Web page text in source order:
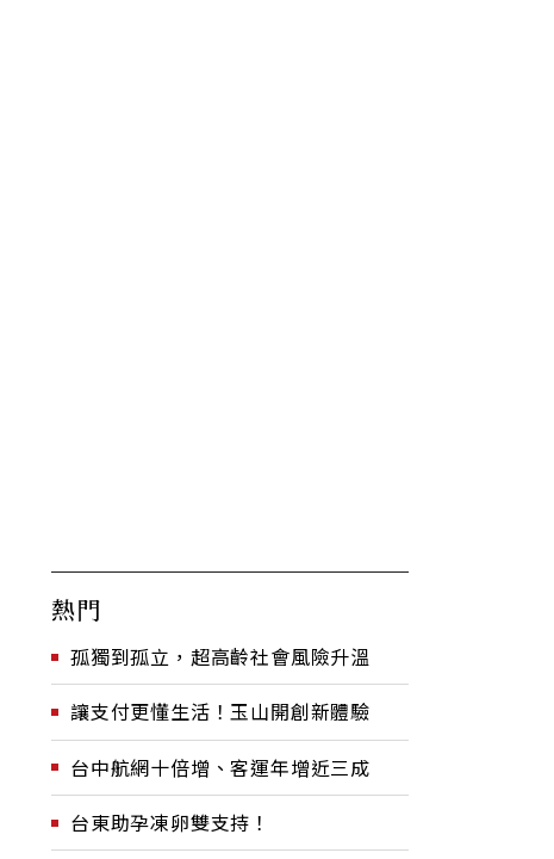
熱門
孤獨到孤立，超高齡社會風險升溫
讓支付更懂生活！玉山開創新體驗
台中航網十倍增、客運年增近三成
台東助孕凍卵雙支持！